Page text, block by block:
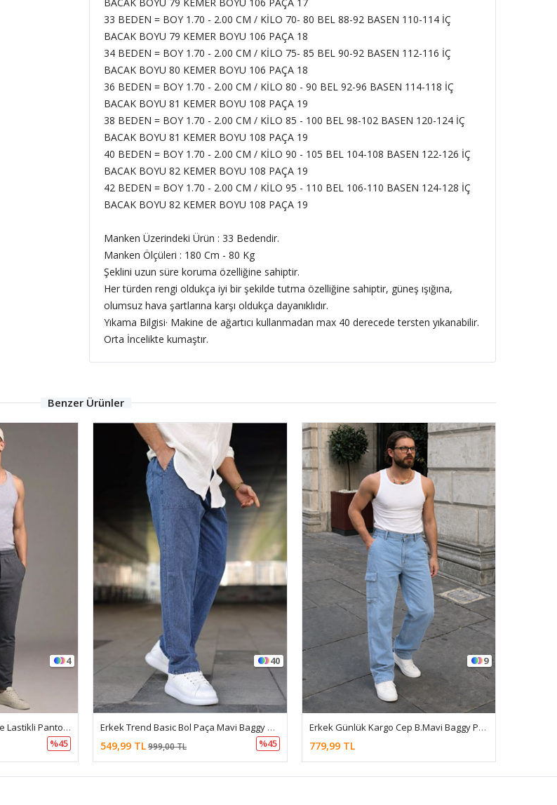
BACAK BOYU 79 KEMER BOYU 106 PAÇA 17
33 BEDEN = BOY 1.70 - 2.00 CM / KİLO 70- 80 BEL 88-92 BASEN 110-114 İÇ
BACAK BOYU 79 KEMER BOYU 106 PAÇA 18
34 BEDEN = BOY 1.70 - 2.00 CM / KİLO 75- 85 BEL 90-92 BASEN 112-116 İÇ
BACAK BOYU 80 KEMER BOYU 106 PAÇA 18
36 BEDEN = BOY 1.70 - 2.00 CM / KİLO 80 - 90 BEL 92-96 BASEN 114-118 İÇ
BACAK BOYU 81 KEMER BOYU 108 PAÇA 19
38 BEDEN = BOY 1.70 - 2.00 CM / KİLO 85 - 100 BEL 98-102 BASEN 120-124 İÇ
BACAK BOYU 81 KEMER BOYU 108 PAÇA 19
40 BEDEN = BOY 1.70 - 2.00 CM / KİLO 90 - 105 BEL 104-108 BASEN 122-126 İÇ
BACAK BOYU 82 KEMER BOYU 108 PAÇA 19
42 BEDEN = BOY 1.70 - 2.00 CM / KİLO 95 - 110 BEL 106-110 BASEN 124-128 İÇ
BACAK BOYU 82 KEMER BOYU 108 PAÇA 19
Manken Üzerindeki Ürün : 33 Bedendir.
Manken Ölçüleri : 180 Cm - 80 Kg
Şeklini uzun süre koruma özelliğine sahiptir.
Her türden rengi oldukça iyi bir şekilde tutma özelliğine sahiptir, güneş ışığına,
olumsuz hava şartlarına karşı oldukça dayanıklıdır.
Yıkama Bilgisi· Makine de ağartıcı kullanmadan max 40 derecede tersten yıkanabilir.
Orta İncelikte kumaştır.
Benzer Ürünler
4
Erkek Klasik Comfort Füme Lastikli Pantolon
%45
40
Erkek Trend Basic Bol Paça Mavi Baggy Keten Pantolon
549,99 TL999,00 TL %45
9
Erkek Günlük Kargo Cep B.Mavi Baggy Pantolon
779,99 TL